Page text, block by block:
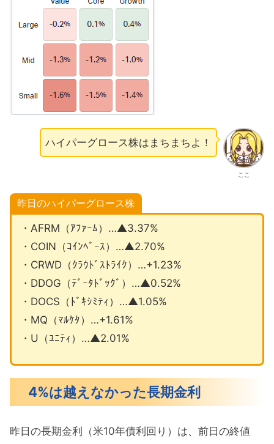
ここ
ハイパーグロース株はまちまちよ！
昨日のハイパーグロース株
・AFRM（ｱﾌｧｰﾑ）…▲3.37%
・COIN（ｺｲﾝﾍﾞｰｽ）…▲2.70%
・CRWD（ｸﾗｳﾄﾞｽﾄﾗｲｸ）…+1.23%
・DDOG（ﾃﾞｰﾀﾄﾞｯｸﾞ）…▲0.52%
・DOCS（ﾄﾞｷｼﾐﾃｨ）…▲1.05%
・MQ（ﾏﾙｹﾀ）…+1.61%
・U（ﾕﾆﾃｨ）…▲2.01%
4%は越えなかった長期金利
昨日の長期金利（米10年債利回り）は、前日の終値